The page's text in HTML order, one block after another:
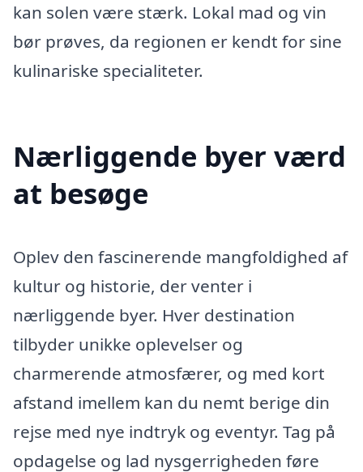
kan solen være stærk. Lokal mad og vin
bør prøves, da regionen er kendt for sine
kulinariske specialiteter.
Nærliggende byer værd
at besøge
Oplev den fascinerende mangfoldighed af
kultur og historie, der venter i
nærliggende byer. Hver destination
tilbyder unikke oplevelser og
charmerende atmosfærer, og med kort
afstand imellem kan du nemt berige din
rejse med nye indtryk og eventyr. Tag på
opdagelse og lad nysgerrigheden føre